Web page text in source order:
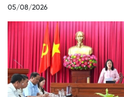
05/08/2026